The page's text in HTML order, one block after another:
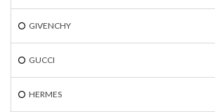
GIVENCHY
GUCCI
HERMES